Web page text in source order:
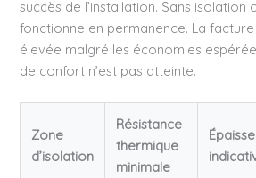
succès de l’installation. Sans isolation
fonctionne en permanence. La
élevée malgré les économies
de confort n’est pas atteinte.
Zone
d’isolation
Résistance
thermique
minimale